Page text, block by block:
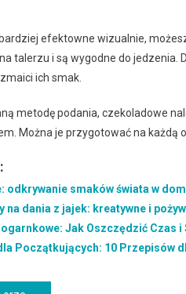
efektowne wizualnie,
talerzu i są wygodne do
ich smak.
metodę podania, czekoladowe
Można je przygotować na każdą
odkrywanie smaków świata w
na dania z jajek: kreatywne i
Jak Oszczędzić Czas i
Początkujących: 10 Przepisów